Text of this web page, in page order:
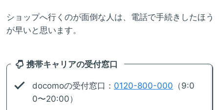
ショップへ行くのが面倒な人は、電話で手続きしたほう
が早いと思います。
携帯キャリアの受付窓口
docomoの受付窓口： 0120-800-000 （9:0
0〜20:00）